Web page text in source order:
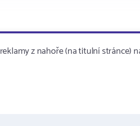
z nahoře (na titulní stránce)